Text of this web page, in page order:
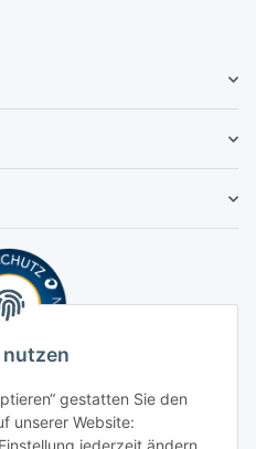
nutzen
gestatten Sie den
unserer Website: